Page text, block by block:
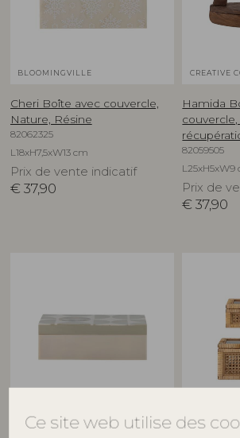
Ce site web utilise des
BLOOMINGVILLE
Cheri Boîte avec couvercle,
Nature, Résine
82062325
L18xH7,5xW13 cm
Prix de vente indicatif
€ 37,90
CREATIVE
Hamida
82059505
L25xH5xW9
Prix de
€ 37,90